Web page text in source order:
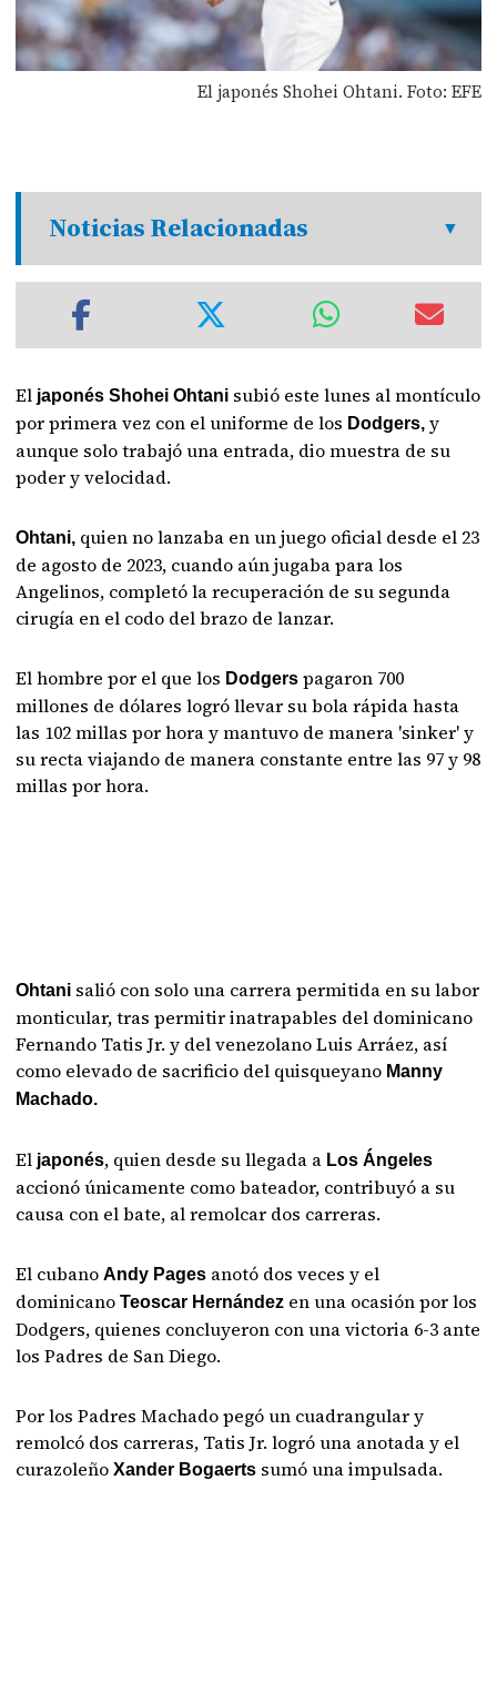
El japonés Shohei Ohtani. Foto: EFE
Noticias Relacionadas
El japonés Shohei Ohtani subió este lunes al montículo
por primera vez con el uniforme de los Dodgers, y
aunque solo trabajó una entrada, dio muestra de su
poder y velocidad.
Ohtani, quien no lanzaba en un juego oficial desde el 23
de agosto de 2023, cuando aún jugaba para los
Angelinos, completó la recuperación de su segunda
cirugía en el codo del brazo de lanzar.
El hombre por el que los Dodgers pagaron 700
millones de dólares logró llevar su bola rápida hasta
las 102 millas por hora y mantuvo de manera 'sinker' y
su recta viajando de manera constante entre las 97 y 98
millas por hora.
Ohtani salió con solo una carrera permitida en su labor
monticular, tras permitir inatrapables del dominicano
Fernando Tatis Jr. y del venezolano Luis Arráez, así
como elevado de sacrificio del quisqueyano Manny
Machado.
El japonés, quien desde su llegada a Los Ángeles
accionó únicamente como bateador, contribuyó a su
causa con el bate, al remolcar dos carreras.
El cubanoAndy Pages anotó dos veces y el
dominicanoTeoscar Hernández en una ocasión por los
Dodgers, quienes concluyeron con una victoria 6-3 ante
los Padres de San Diego.
Por los Padres Machado pegó un cuadrangular y
remolcó dos carreras, Tatis Jr. logró una anotada y el
curazoleño Xander Bogaerts sumó una impulsada.